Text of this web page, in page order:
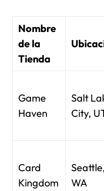
Nombre
de la
Tienda
Game
Haven
Salt
City,
Card
Kingdom
WA